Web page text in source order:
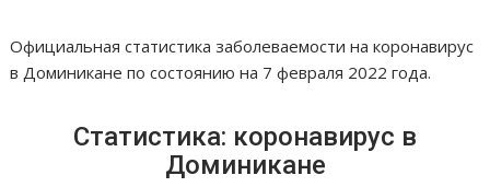
Официальная статистика заболеваемости на коронавирус
в Доминикане по состоянию на 7 февраля 2022 года.
Статистика: коронавирус в
Доминикане